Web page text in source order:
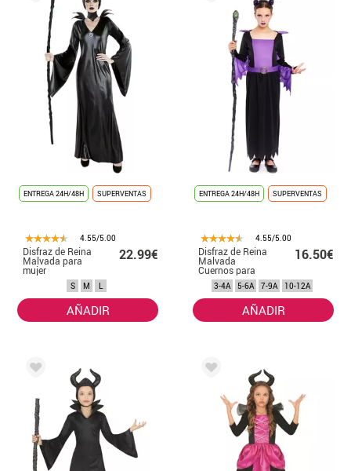
ENTREGA 24H/48H SUPERVENTAS
4.55/5.00
Disfraz de Reina
Malvada para
mujer
22.99€
S M L
AÑADIR
ENTREGA 24H/48H SUPERVENTAS
4.55/5.00
Disfraz de Reina
Malvada
Cuernos para
niña
16.50€
3-4A 5-6A 7-9A 10-12A
AÑADIR